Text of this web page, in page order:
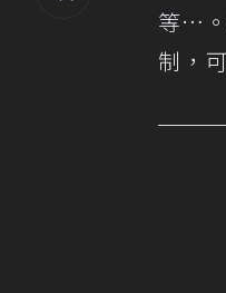
等…
制，